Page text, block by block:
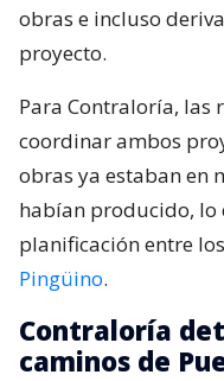
obras e incluso
proyecto.
Para Contraloría, las
coordinar ambos
obras ya estaban en
habían producido, lo
planificación entre
Pingüino.
Contraloría
caminos de